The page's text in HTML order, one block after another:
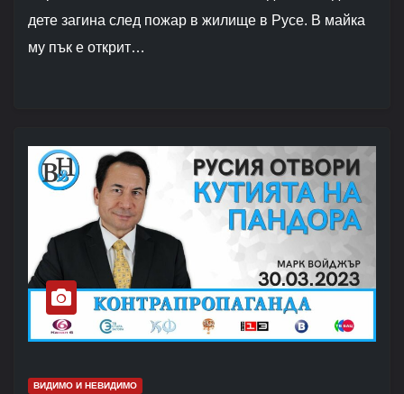
дете загина след пожар в жилище в Русе. В майка
му пък е открит…
ВИДИМО И НЕВИДИМО